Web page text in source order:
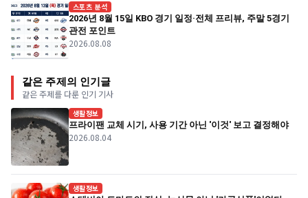
스포츠 분석
2026년 8월 15일 KBO 경기 일정·전체 프리뷰, 주말 5경기
관전 포인트
2026.08.08
같은 주제의 인기글
같은 주제를 다룬 인기 기사
생활정보
프라이팬 교체 시기, 사용 기간 아닌 '이것' 보고 결정해야
2026.08.04
생활정보